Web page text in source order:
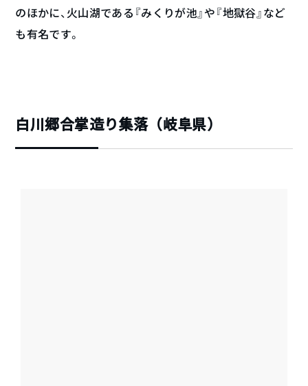
のほかに、火山湖である『みくりが池』や『地獄谷』など
も有名です。
白川郷合掌造り集落（岐阜県）